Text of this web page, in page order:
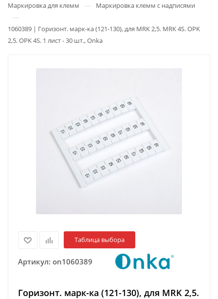
Маркировка для клемм — Маркировка клемм с надписями
—
1060389 | Горизонт. марк-ка (121-130), для MRK 2,5. MRK 4S. OPK
2,5. OPK 4S. 1 лист - 30 шт., Onka
Таблица выбора
Артикул: on1060389
Горизонт. марк-ка (121-130), для MRK 2,5.